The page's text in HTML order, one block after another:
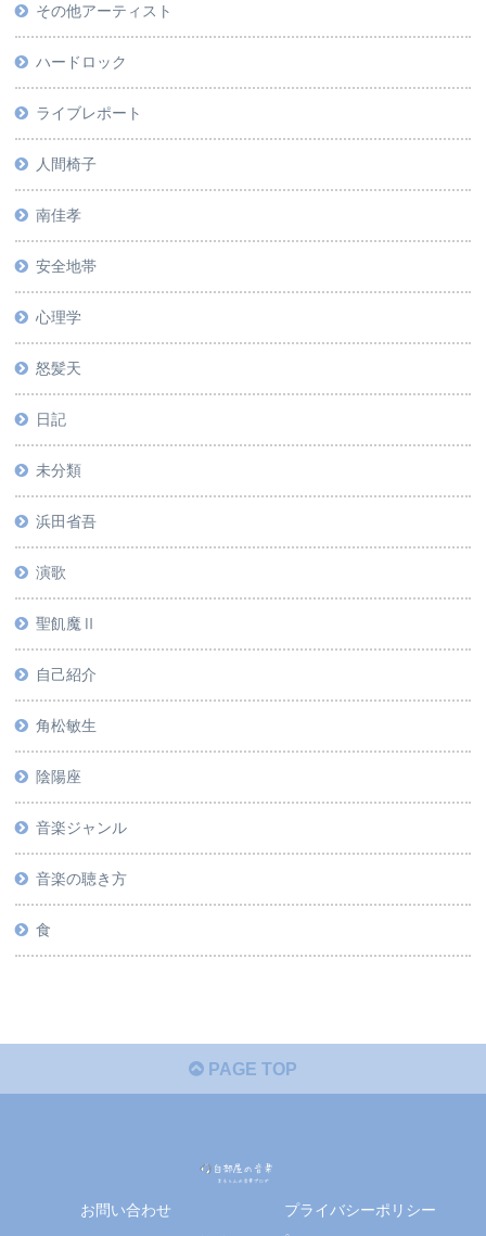
その他アーティスト
ハードロック
ライブレポート
人間椅子
南佳孝
安全地帯
心理学
怒髪天
日記
未分類
浜田省吾
演歌
聖飢魔Ⅱ
自己紹介
角松敏生
陰陽座
音楽ジャンル
音楽の聴き方
食
PAGE TOP
お問い合わせ
プライバシーポリシー